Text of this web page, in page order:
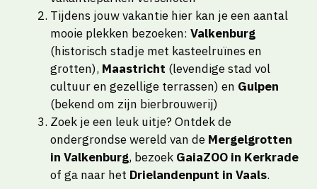
Tijdens jouw vakantie hier kan je een aantal
mooie plekken bezoeken: Valkenburg
(historisch stadje met kasteelruïnes en
grotten), Maastricht (levendige stad vol
cultuur en gezellige terrassen) en Gulpen
(bekend om zijn bierbrouwerij)
Zoek je een leuk uitje? Ontdek de
ondergrondse wereld van de Mergelgrotten
in Valkenburg, bezoek GaiaZOO in Kerkrade
of ga naar het Drielandenpunt in Vaals.